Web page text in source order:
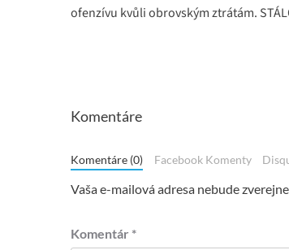
ofenzívu kvůli obrovským ztrátám.
Komentáre
Komentáre (0) Facebook Komenty
Vaša e-mailová adresa nebude
Komentár *